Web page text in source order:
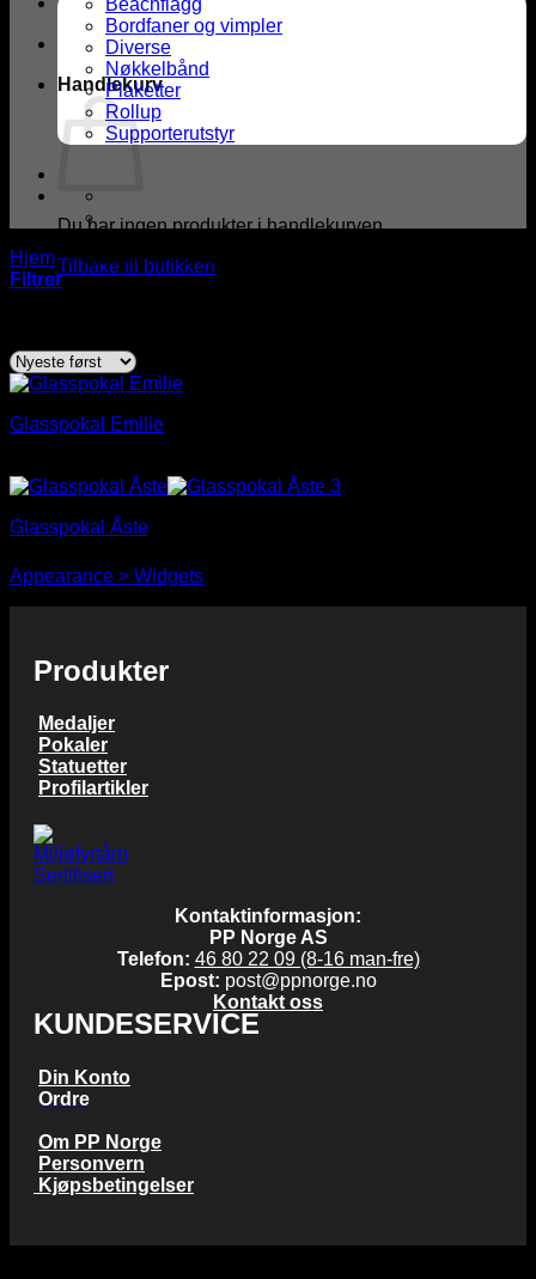
Handlekurv
Du har ingen produkter i handlekurven.
Tilbake til butikken
Beachflagg
Bordfaner og vimpler
Diverse
Nøkkelbånd
Plaketter
Rollup
Supporterutstyr
Hjem /Produkter med stikkord “premieserie”
Filtrer
Glasspokal Emilie
kr 158,00
Glasspokal Åste
kr48,00 – kr 77,00Prisområde:
kr 48,00
til
Appearance > Widgets
Produkter
Medaljer
Pokaler
Statuetter
Profilartikler
Kontaktinformasjon:
PP Norge AS
Telefon: 46 80 22 09 (8-16 man-fre)
Epost: post@ppnorge.no
Kontakt oss
KUNDESERVICE
Din Konto
Ordre
Om PP Norge
Personvern
Kjøpsbetingelser